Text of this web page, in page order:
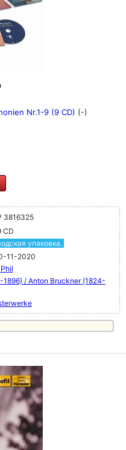
Nr.1-9 (9 CD) (-)
3816325
CD
упаковка.
11-2020
/ Anton Bruckner (1824-